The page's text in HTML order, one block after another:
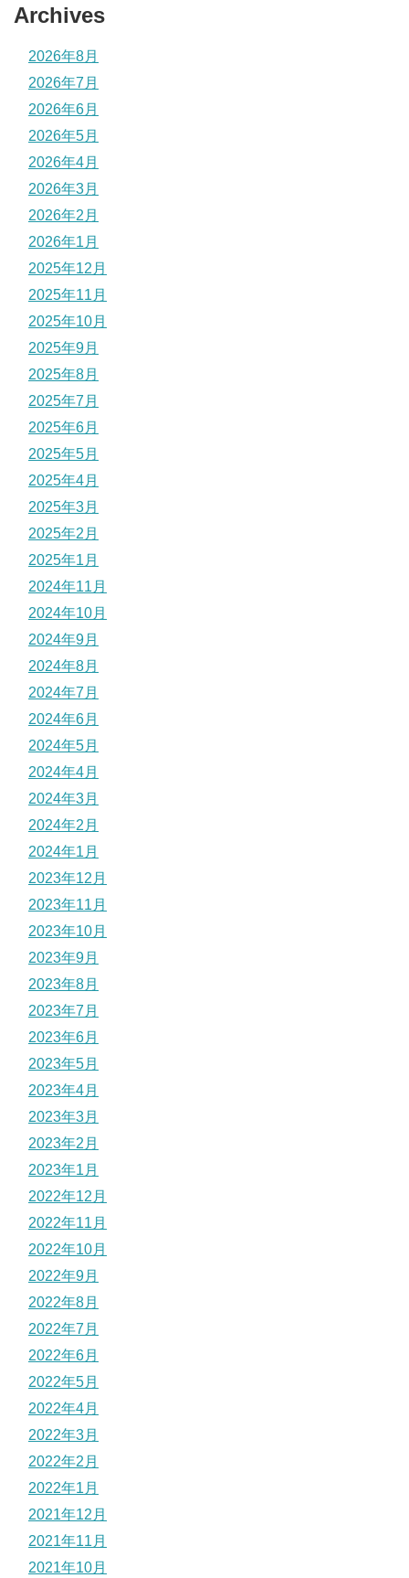
Archives
2026年8月
2026年7月
2026年6月
2026年5月
2026年4月
2026年3月
2026年2月
2026年1月
2025年12月
2025年11月
2025年10月
2025年9月
2025年8月
2025年7月
2025年6月
2025年5月
2025年4月
2025年3月
2025年2月
2025年1月
2024年11月
2024年10月
2024年9月
2024年8月
2024年7月
2024年6月
2024年5月
2024年4月
2024年3月
2024年2月
2024年1月
2023年12月
2023年11月
2023年10月
2023年9月
2023年8月
2023年7月
2023年6月
2023年5月
2023年4月
2023年3月
2023年2月
2023年1月
2022年12月
2022年11月
2022年10月
2022年9月
2022年8月
2022年7月
2022年6月
2022年5月
2022年4月
2022年3月
2022年2月
2022年1月
2021年12月
2021年11月
2021年10月